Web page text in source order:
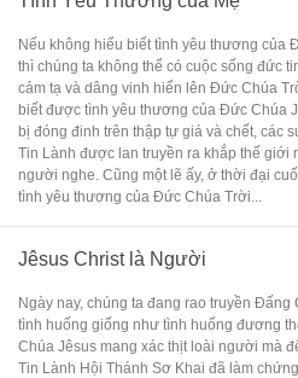
Nếu không hiểu biết tình yêu thương của
thì chúng ta không thể có cuộc sống đức
cảm tạ và dâng vinh hiển lên Đức Chúa
biết được tình yêu thương của Đức Chúa
bị đóng đinh trên thập tự giá và chết, các
Tin Lành được lan truyền ra khắp thế giới
người nghe. Cũng một lẽ ấy, ở thời đại
tình yêu thương của Đức Chúa Trời...
Jêsus Christ là Người
Ngày nay, chúng ta đang rao truyền
tình huống giống như tình huống đương
Chúa Jêsus mang xác thịt loài người mà
Tin Lành Hội Thánh Sơ Khai đã làm